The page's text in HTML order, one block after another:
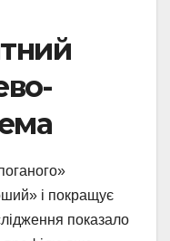
і покращує
показало